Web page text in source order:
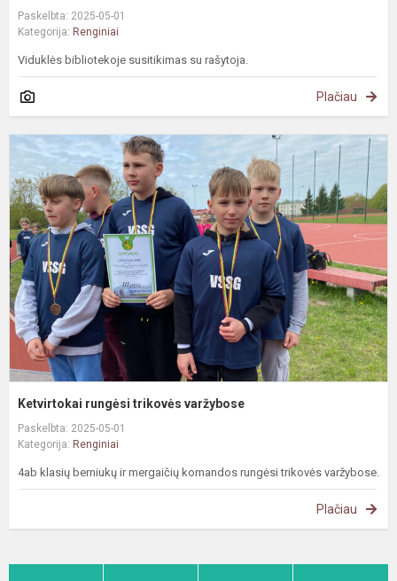
Paskelbta: 2025-05-01
Kategorija: Renginiai
Viduklės bibliotekoje susitikimas su rašytoja.
Plačiau
Ketvirtokai rungėsi trikovės varžybose
Paskelbta: 2025-05-01
Kategorija: Renginiai
4ab klasių berniukų ir mergaičių komandos rungėsi trikovės varžybose.
Plačiau